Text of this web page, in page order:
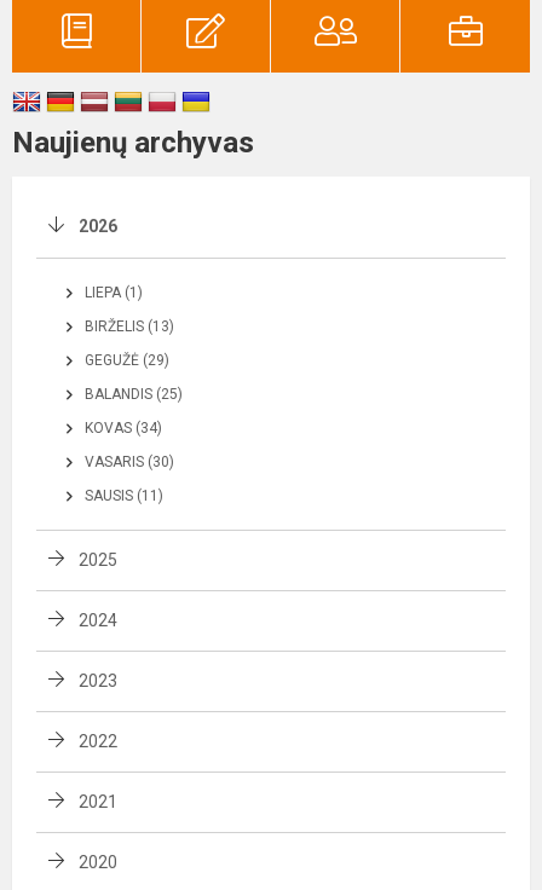
Naujienų archyvas
2026
LIEPA (1)
BIRŽELIS (13)
GEGUŽĖ (29)
BALANDIS (25)
KOVAS (34)
VASARIS (30)
SAUSIS (11)
2025
2024
2023
2022
2021
2020